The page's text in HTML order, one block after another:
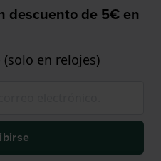
descuento de 5€ en
(solo en relojes)